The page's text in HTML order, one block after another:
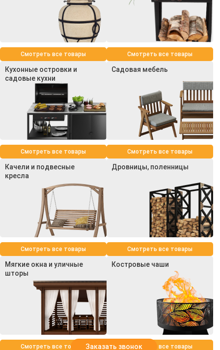
Смотреть все товары Смотреть все товары
Кухонные островки и
садовые кухни
Смотреть все товары
Садовая мебель
Смотреть все товары
Качели и подвесные
кресла
Смотреть все товары
Дровницы, поленницы
Смотреть все товары
Мягкие окна и уличные
шторы
Смотреть все товары
Костровые чаши
Смотреть все товары
Заказать звонок